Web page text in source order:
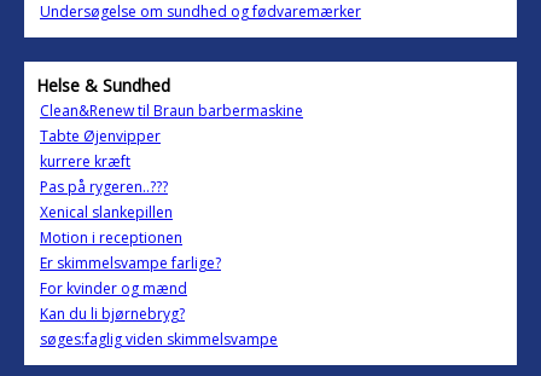
Undersøgelse om sundhed og fødvaremærker
Helse & Sundhed
Clean&Renew til Braun barbermaskine
Tabte Øjenvipper
kurrere kræft
Pas på rygeren..???
Xenical slankepillen
Motion i receptionen
Er skimmelsvampe farlige?
For kvinder og mænd
Kan du li bjørnebryg?
søges:faglig viden skimmelsvampe